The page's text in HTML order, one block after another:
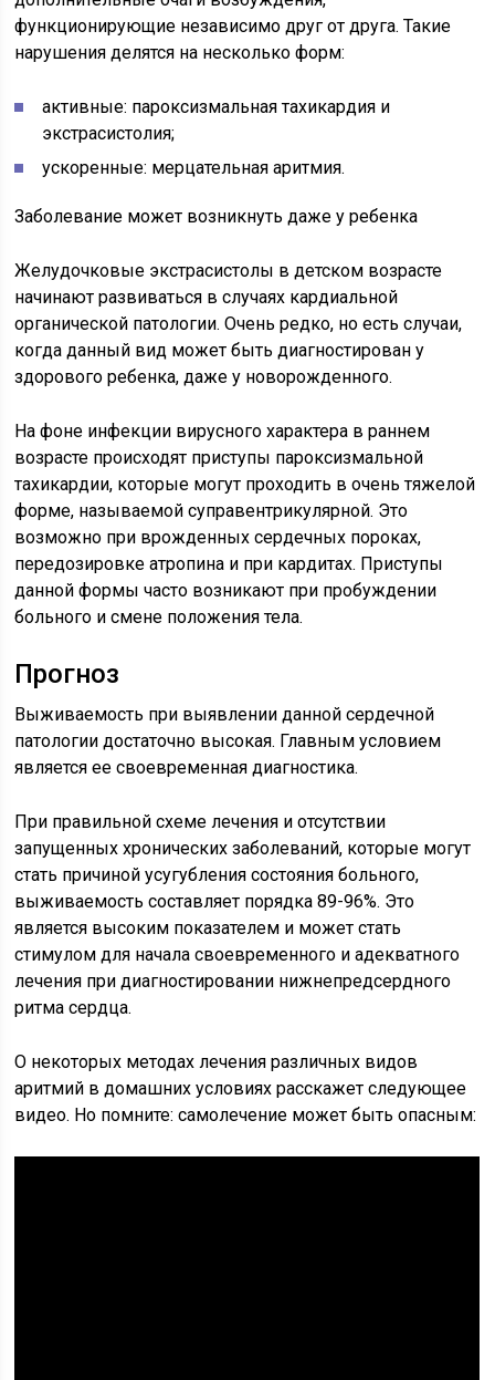
функционирующие независимо друг от друга. Такие
нарушения делятся на несколько форм:
активные: пароксизмальная тахикардия и
экстрасистолия;
ускоренные: мерцательная аритмия.
Заболевание может возникнуть даже у ребенка
Желудочковые экстрасистолы в детском возрасте
начинают развиваться в случаях кардиальной
органической патологии. Очень редко, но есть случаи,
когда данный вид может быть диагностирован у
здорового ребенка, даже у новорожденного.
На фоне инфекции вирусного характера в раннем
возрасте происходят приступы пароксизмальной
тахикардии, которые могут проходить в очень тяжелой
форме, называемой суправентрикулярной. Это
возможно при врожденных сердечных пороках,
передозировке атропина и при кардитах. Приступы
данной формы часто возникают при пробуждении
больного и смене положения тела.
Прогноз
Выживаемость при выявлении данной сердечной
патологии достаточно высокая. Главным условием
является ее своевременная диагностика.
При правильной схеме лечения и отсутствии
запущенных хронических заболеваний, которые могут
стать причиной усугубления состояния больного,
выживаемость составляет порядка 89-96%. Это
является высоким показателем и может стать
стимулом для начала своевременного и адекватного
лечения при диагностировании нижнепредсердного
ритма сердца.
О некоторых методах лечения различных видов
аритмий в домашних условиях расскажет следующее
видео. Но помните: самолечение может быть опасным: